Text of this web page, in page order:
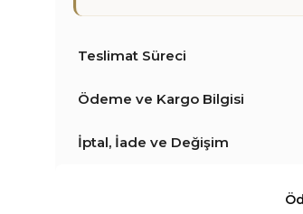
Teslimat Süreci
Ödeme ve Kargo Bilgisi
İptal, İade ve Değişim